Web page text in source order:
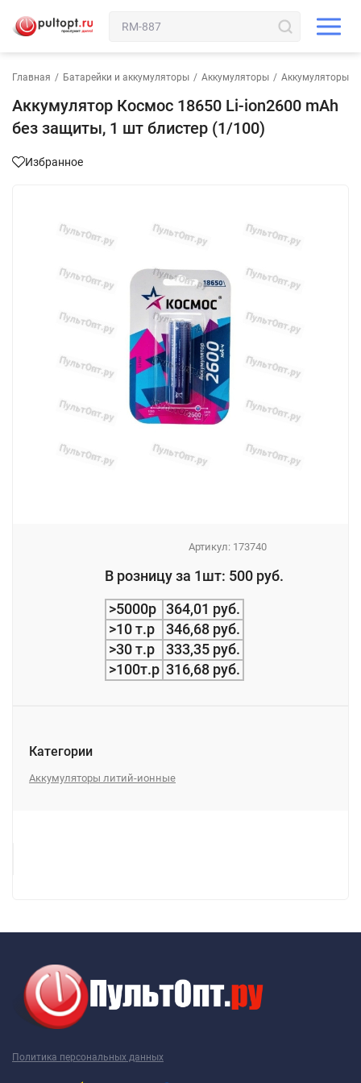
Главная / Батарейки и аккумуляторы / Аккумуляторы / Аккумуляторы
Аккумулятор Космос 18650 Li-ion2600 mAh
без защиты, 1 шт блистер (1/100)
Избранное
Артикул: 173740
В розницу за 1шт: 500 руб.
>5000р 364,01 руб.
>10 т.р
346,68 руб.
>30 т.р
333,35 руб.
>100т.р 316,68 руб.
Категории
Аккумуляторы литий-ионные
Политика персональных данных